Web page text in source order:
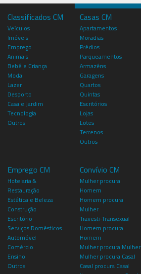
Classificados CM
Veículos
Imóveis
Emprego
Animais
Bebé e Criança
Moda
Lazer
Desporto
Casa e Jardim
Tecnologia
Outros
Casas CM
Apartamentos
Moradias
Prédios
Parqueamentos
Armazéns
Garagens
Quartos
Quintas
Escritórios
Lojas
Lotes
Terrenos
Outros
Emprego CM
Hotelaria &
Restauração
Estética e Beleza
Construção
Escritório
Serviços Domésticos
Automóvel
Comércio
Ensino
Outros
Convívio CM
Mulher procura
Homem
Homem procura
Mulher
Travesti-Transexual
Homem procura
Homem
Mulher procura Mulher
Mulher procura Casal
Casal procura Casal